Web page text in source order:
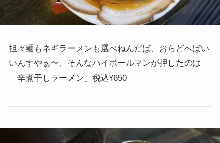
担々麺もネギラーメンも選べねんだば、おらどへばい
いんずやぁ〜、そんなハイボールマンが押したのは
「辛煮干しラーメン」税込¥650